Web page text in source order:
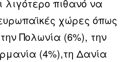
πιθανό να
χώρες όπως
Πολωνία (6%), την
(4%),τη Δανία